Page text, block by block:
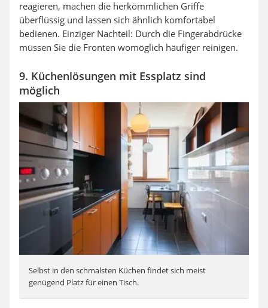
reagieren, machen die herkömmlichen Griffe
überflüssig und lassen sich ähnlich komfortabel
bedienen. Einziger Nachteil: Durch die Fingerabdrücke
müssen Sie die Fronten womöglich häufiger reinigen.
9. Küchenlösungen mit Essplatz sind
möglich
Selbst in den schmalsten Küchen findet sich meist
genügend Platz für einen Tisch.